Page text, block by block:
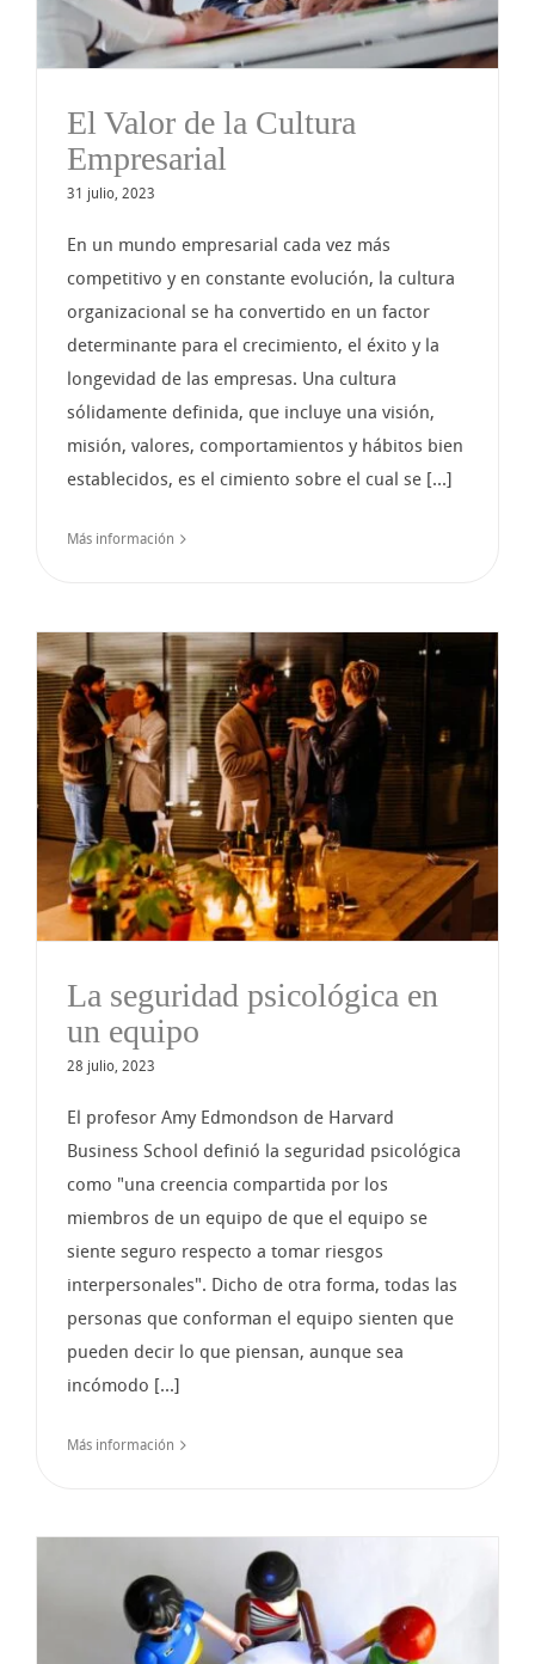
El Valor de la Cultura
Empresarial
31 julio, 2023
En un mundo empresarial cada vez más
competitivo y en constante evolución, la cultura
organizacional se ha convertido en un factor
determinante para el crecimiento, el éxito y la
longevidad de las empresas. Una cultura
sólidamente definida, que incluye una visión,
misión, valores, comportamientos y hábitos bien
establecidos, es el cimiento sobre el cual se [...]
Más información
La seguridad psicológica en
un equipo
28 julio, 2023
El profesor Amy Edmondson de Harvard
Business School definió la seguridad psicológica
como "una creencia compartida por los
miembros de un equipo de que el equipo se
siente seguro respecto a tomar riesgos
interpersonales". Dicho de otra forma, todas las
personas que conforman el equipo sienten que
pueden decir lo que piensan, aunque sea
incómodo [...]
Más información